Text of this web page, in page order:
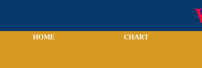
HOME CHART